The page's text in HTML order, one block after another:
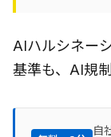
AIハルシネー
基準も、AI規
自